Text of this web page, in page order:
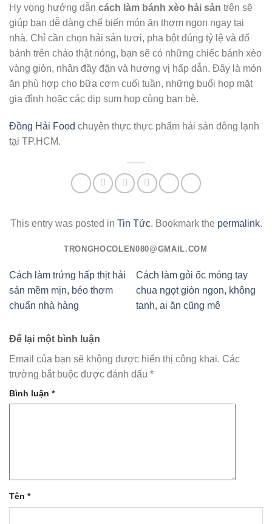
Hy vọng hướng dẫn cách làm bánh xèo hải sản trên sẽ
giúp bạn dễ dàng chế biến món ăn thơm ngon ngay tại
nhà. Chỉ cần chọn hải sản tươi, pha bột đúng tỷ lệ và đổ
bánh trên chảo thật nóng, bạn sẽ có những chiếc bánh xèo
vàng giòn, nhân đầy đặn và hương vị hấp dẫn. Đây là món
ăn phù hợp cho bữa cơm cuối tuần, những buổi họp mặt
gia đình hoặc các dịp sum họp cùng bạn bè.
Đồng Hải Food chuyên thực thực phẩm hải sản đông lạnh
tại TP.HCM.
This entry was posted in Tin Tức. Bookmark the permalink.
TRONGHOCOLEN080@GMAIL.COM
Cách làm trứng hấp thịt hải
sản mềm mịn, béo thơm
chuẩn nhà hàng
Cách làm gỏi ốc móng tay
chua ngọt giòn ngon, không
tanh, ai ăn cũng mê
Để lại một bình luận
Email của bạn sẽ không được hiển thị công khai. Các
trường bắt buộc được đánh dấu *
Bình luận *
Tên *